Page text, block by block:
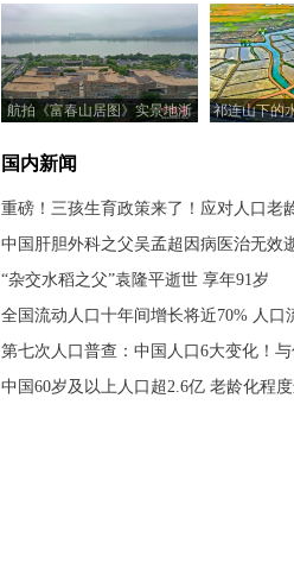
航拍《富春山居图》实景地浙
祁连山下的
国内新闻
重磅！三孩生育政策来了！应对人口老
中国肝胆外科之父吴孟超因病医治无效
“杂交水稻之父”袁隆平逝世 享年91岁
全国流动人口十年间增长将近70% 人口
第七次人口普查：中国人口6大变化！
中国60岁及以上人口超2.6亿 老龄化程